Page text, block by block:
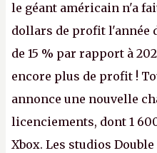
le géant américain n'a
dollars de profit l'année
de 15 % par rapport à
encore plus de profit !
annonce une nouvelle
licenciements, dont 1
Xbox. Les studios Double